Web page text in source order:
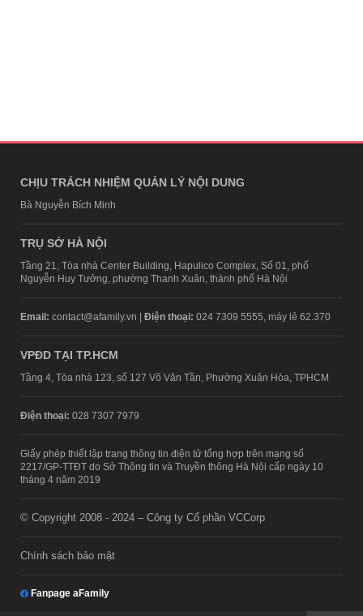
CHỊU TRÁCH NHIỆM QUẢN LÝ NỘI DUNG
Bà Nguyễn Bích Minh
TRỤ SỞ HÀ NỘI
Tầng 21, Tòa nhà Center Building, Hapulico Complex, Số 01, phố
Nguyễn Huy Tưởng, phường Thanh Xuân, thành phố Hà Nội
Email: contact@afamily.vn | Điện thoại: 024 7309 5555, máy lẻ 62.370
VPĐD TẠI TP.HCM
Tầng 4, Tòa nhà 123, số 127 Võ Văn Tần, Phường Xuân Hòa, TPHCM
Điện thoại: 028 7307 7979
Giấy phép thiết lập trang thông tin điện tử tổng hợp trên mạng số
2217/GP-TTĐT do Sở Thông tin và Truyền thông Hà Nội cấp ngày 10
tháng 4 năm 2019
© Copyright 2008 - 2024 – Công ty Cổ phần VCCorp
Chính sách bảo mật
Fanpage aFamily